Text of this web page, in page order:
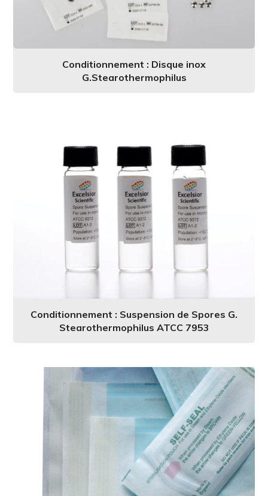
Conditionnement : Disque inox
G.Stearothermophilus
Conditionnement : Suspension de Spores G.
Stearothermophilus ATCC 7953